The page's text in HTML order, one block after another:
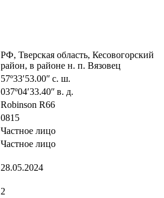
РФ, Тверская область, Кесовогорский
район, в районе н. п. Вязовец
57º33ʹ53.00ʺ с. ш.
037º04ʹ33.40ʺ в. д.
Robinson R66
0815
Частное лицо
Частное лицо
28.05.2024
2